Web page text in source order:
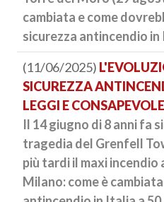
cambiata e come
sicurezza antincendio in
(11/06/2025)
SICUREZZA
LEGGI E
Il 14 giugno di 8 anni fa
tragedia del Grenfell
più tardi il maxi incendio
Milano: come è